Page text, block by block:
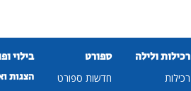
רכילות ולילה
רכילות
ספורט
חדשות ספורט
בילוי
הצגות